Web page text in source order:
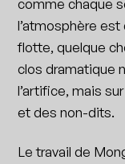
comme chaque
l’atmosphère
flotte, quelque
clos dramatique
l’artifice, mais
et des non-dits.
Le travail de